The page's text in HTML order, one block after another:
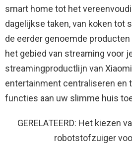
smart home tot het
dagelijkse taken, van koken tot
de eerder genoemde
het gebied van streaming voor
streamingproductlijn van
entertainment centraliseren en
functies aan uw slimme huis
GERELATEERD: Het kiezen
robotstofzuiger